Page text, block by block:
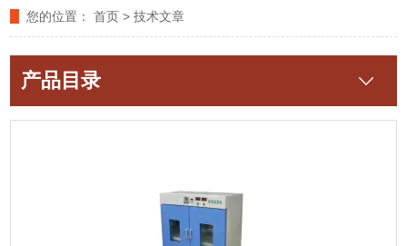
您的位置： 首页 >技术文章
产品目录